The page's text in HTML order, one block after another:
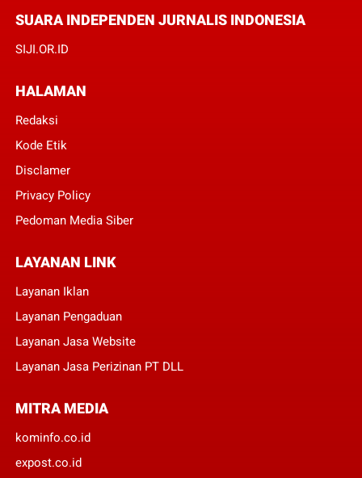
SUARA INDEPENDEN JURNALIS INDONESIA
SIJI.OR.ID
HALAMAN
Redaksi
Kode Etik
Disclamer
Privacy Policy
Pedoman Media Siber
LAYANAN LINK
Layanan Iklan
Layanan Pengaduan
Layanan Jasa Website
Layanan Jasa Perizinan PT DLL
MITRA MEDIA
kominfo.co.id
expost.co.id